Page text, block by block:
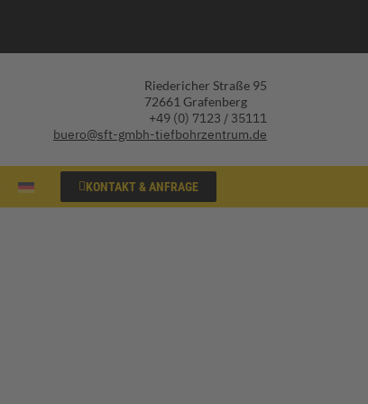
Riedericher Straße 95
72661 Grafenberg
+49 (0) 7123 / 35111
buero@sft-gmbh-tiefbohrzentrum.de
KONTAKT & ANFRAGE